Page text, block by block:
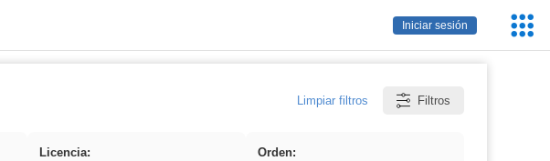
Iniciar sesión
Limpiar filtros Filtros
Licencia: Orden: